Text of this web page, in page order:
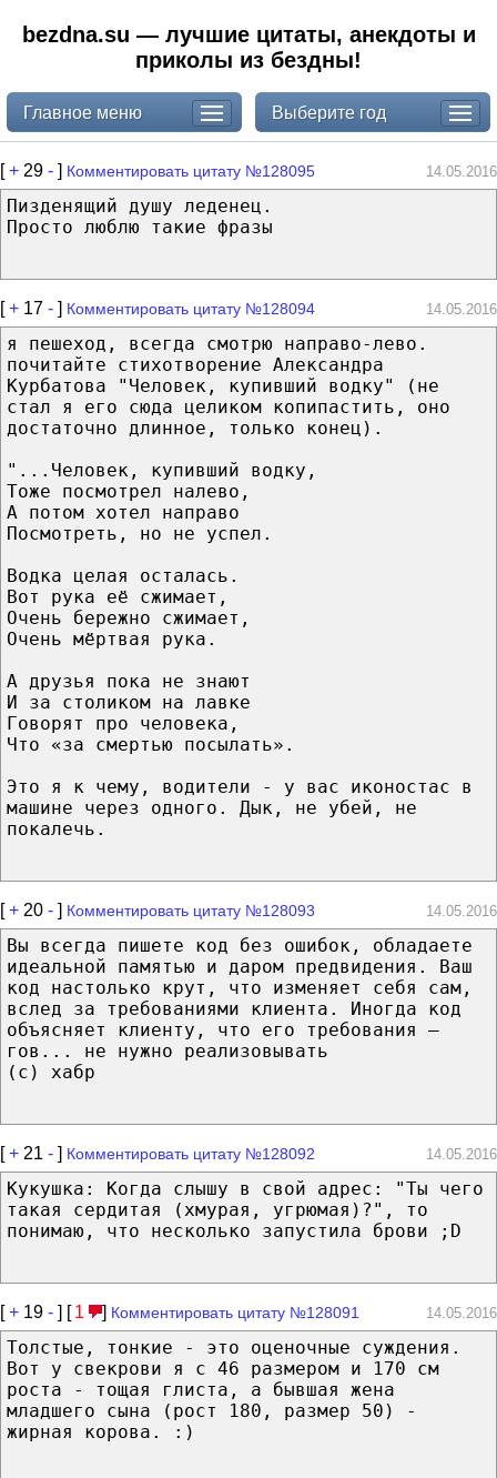
bezdna.su — лучшие цитаты, анекдоты и
приколы из бездны!
Главное меню Выберите год
[+ 29 - ] Комментировать цитату №128095 14.05.2016
Пизденящий душу леденец.
Просто люблю такие фразы
[+ 17 - ] Комментировать цитату №128094 14.05.2016
я пешеход, всегда смотрю направо-лево.
почитайте стихотворение Александра
Курбатова "Человек, купивший водку" (не
стал я его сюда целиком копипастить, оно
достаточно длинное, только конец).
"...Человек, купивший водку,
Тоже посмотрел налево,
А потом хотел направо
Посмотреть, но не успел.
Водка целая осталась.
Вот рука её сжимает,
Очень бережно сжимает,
Очень мёртвая рука.
А друзья пока не знают
И за столиком на лавке
Говорят про человека,
Что «за смертью посылать».
Это я к чему, водители - у вас иконостас в
машине через одного. Дык, не убей, не
покалечь.
[+ 20 - ] Комментировать цитату №128093 14.05.2016
Вы всегда пишете код без ошибок, обладаете
идеальной памятью и даром предвидения. Ваш
код настолько крут, что изменяет себя сам,
вслед за требованиями клиента. Иногда код
объясняет клиенту, что его требования —
гов... не нужно реализовывать
(с) хабр
[+ 21 - ] Комментировать цитату №128092 14.05.2016
Кукушка: Когда слышу в свой адрес: "Ты чего
такая сердитая (хмурая, угрюмая)?", то
понимаю, что несколько запустила брови ;D
[+ 19 - ] [ 1 ] Комментировать цитату №128091 14.05.2016
Толстые, тонкие - это оценочные суждения.
Вот у свекрови я с 46 размером и 170 см
роста - тощая глиста, а бывшая жена
младшего сына (рост 180, размер 50) -
жирная корова. :)